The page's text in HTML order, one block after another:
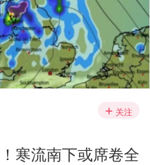
关注
寒流南下或席卷全